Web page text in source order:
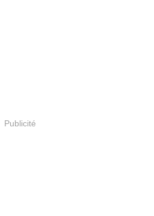
Publicité